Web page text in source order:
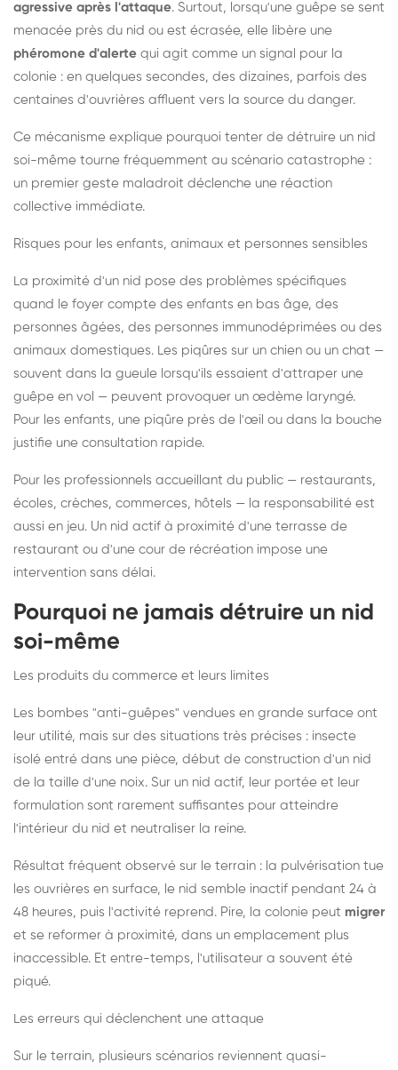
agressive après l'attaque. Surtout, lorsqu'une guêpe se sent
menacée près du nid ou est écrasée, elle libère une
phéromone d'alerte qui agit comme un signal pour la
colonie : en quelques secondes, des dizaines, parfois des
centaines d'ouvrières affluent vers la source du danger.
Ce mécanisme explique pourquoi tenter de détruire un nid
soi-même tourne fréquemment au scénario catastrophe :
un premier geste maladroit déclenche une réaction
collective immédiate.
Risques pour les enfants, animaux et personnes sensibles
La proximité d'un nid pose des problèmes spécifiques
quand le foyer compte des enfants en bas âge, des
personnes âgées, des personnes immunodéprimées ou des
animaux domestiques. Les piqûres sur un chien ou un chat —
souvent dans la gueule lorsqu'ils essaient d'attraper une
guêpe en vol — peuvent provoquer un œdème laryngé.
Pour les enfants, une piqûre près de l'œil ou dans la bouche
justifie une consultation rapide.
Pour les professionnels accueillant du public — restaurants,
écoles, crèches, commerces, hôtels — la responsabilité est
aussi en jeu. Un nid actif à proximité d'une terrasse de
restaurant ou d'une cour de récréation impose une
intervention sans délai.
Pourquoi ne jamais détruire un nid
soi-même
Les produits du commerce et leurs limites
Les bombes "anti-guêpes" vendues en grande surface ont
leur utilité, mais sur des situations très précises : insecte
isolé entré dans une pièce, début de construction d'un nid
de la taille d'une noix. Sur un nid actif, leur portée et leur
formulation sont rarement suffisantes pour atteindre
l'intérieur du nid et neutraliser la reine.
Résultat fréquent observé sur le terrain : la pulvérisation tue
les ouvrières en surface, le nid semble inactif pendant 24 à
48 heures, puis l'activité reprend. Pire, la colonie peut migrer
et se reformer à proximité, dans un emplacement plus
inaccessible. Et entre-temps, l'utilisateur a souvent été
piqué.
Les erreurs qui déclenchent une attaque
Sur le terrain, plusieurs scénarios reviennent quasi-